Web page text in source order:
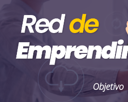
Objetivo